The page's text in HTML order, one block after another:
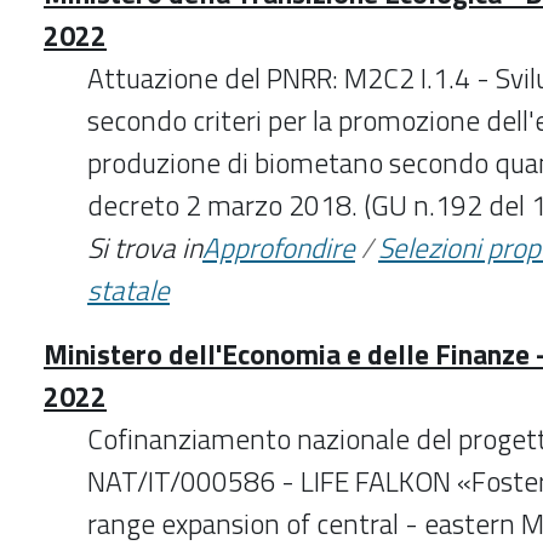
2022
Attuazione del PNRR: M2C2 I.1.4 -
secondo criteri per la promozione
produzione di biometano secondo
decreto 2 marzo 2018. (GU n.192
Si trova inApprofondire/Selezioni
statale
Ministero dell'Economia e delle Finanze
2022
Cofinanziamento nazionale del
NAT/IT/000586 - LIFE FALKON
range expansion of central - eastern